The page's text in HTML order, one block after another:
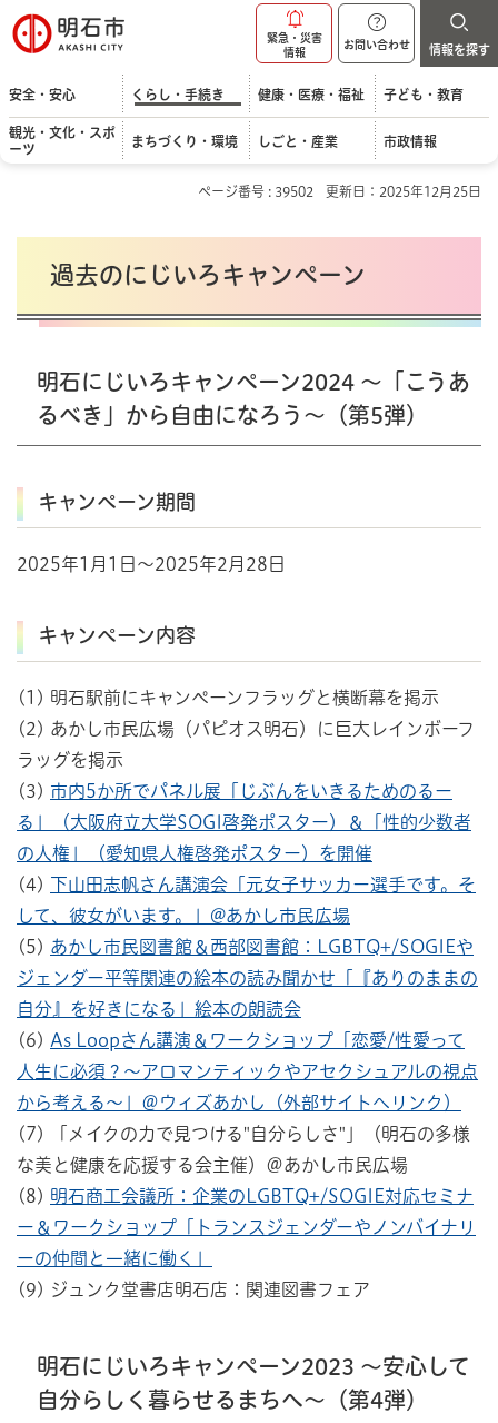
明石市
緊急・災害
情報
お問い合わせ 情報を探す
安全・安心 くらし・手続き 健康・医療・福祉 子ども・教育
観光・文化・スポ
ーツ
まちづくり・環境 しごと・産業 市政情報
ページ番号 : 39502 更新日：2025年12月25日
過去のにじいろキャンペーン
明石にじいろキャンペーン2024 ～「こうあ
るべき」から自由になろう～（第5弾）
キャンペーン期間
2025年1月1日～2025年2月28日
キャンペーン内容
(1) 明石駅前にキャンペーンフラッグと横断幕を掲示
(2) あかし市民広場（パピオス明石）に巨大レインボーフ
ラッグを掲示
(3) 市内5か所でパネル展「じぶんをいきるためのるー
る」（大阪府立大学SOGI啓発ポスター）＆「性的少数者
の人権」（愛知県人権啓発ポスター）を開催
(4)
下山田志帆さん講演会「元女子サッカー選手です。そ
して、彼女がいます。」@あかし市民広場
(5) あかし市民図書館＆西部図書館：LGBTQ+/SOGIEや
ジェンダー平等関連の絵本の読み聞かせ「『ありのままの
自分』を好きになる」絵本の朗読会
(6) As Loopさん講演＆ワークショップ「恋愛/性愛って
人生に必須？～アロマンティックやアセクシュアルの視点
から考える～」＠ウィズあかし（外部サイトへリンク）
(7) 「メイクの力で見つける"自分らしさ"」（明石の多様
な美と健康を応援する会主催）＠あかし市民広場
(8) 明石商工会議所：企業のLGBTQ+/SOGIE対応セミナ
ー＆ワークショップ「トランスジェンダーやノンバイナリ
ーの仲間と一緒に働く」
(9) ジュンク堂書店明石店：関連図書フェア
明石にじいろキャンペーン2023 ～安心して
自分らしく暮らせるまちへ～（第4弾）